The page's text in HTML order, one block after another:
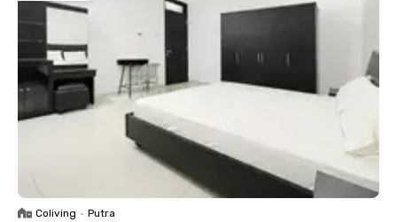
Coliving • Putra